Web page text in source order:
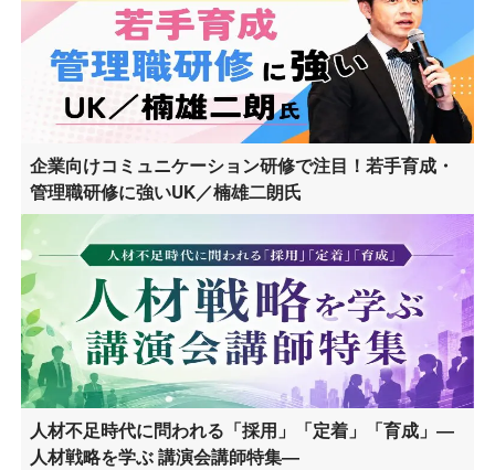
企業向けコミュニケーション研修で注目！若手育成・
管理職研修に強いUK／楠雄二朗氏
人材不足時代に問われる「採用」「定着」「育成」―
人材戦略を学ぶ 講演会講師特集―